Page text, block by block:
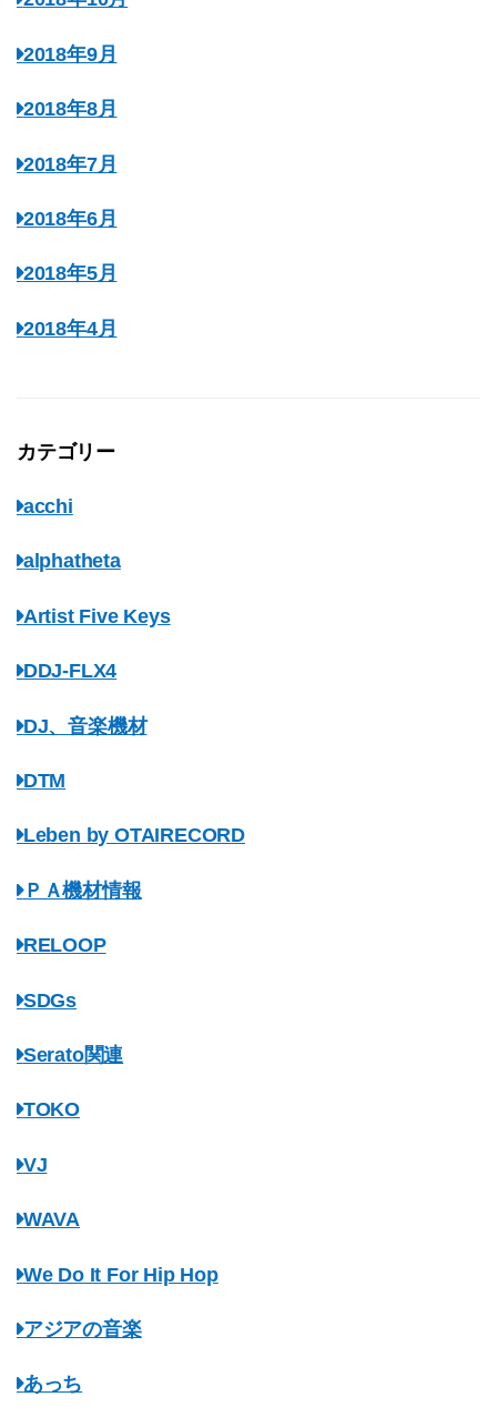
2018年9月
2018年8月
2018年7月
2018年6月
2018年5月
2018年4月
カテゴリー
acchi
alphatheta
Artist Five Keys
DDJ-FLX4
DJ、音楽機材
DTM
Leben by OTAIRECORD
ＰＡ機材情報
RELOOP
SDGs
Serato関連
TOKO
VJ
WAVA
We Do It For Hip Hop
アジアの音楽
あっち